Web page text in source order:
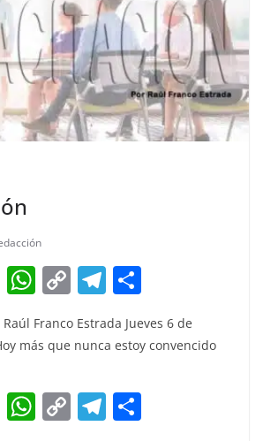
E
m
ai
W
at
A
p
C
p
Li
n
T
el
e
a
m
ar
e
Franco Estrada Jueves 6 de
más que nunca estoy convencido
E W C T